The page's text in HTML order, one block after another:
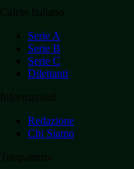
Serie A
Serie B
Serie C
Dilettanti
Redazione
Chi Siamo